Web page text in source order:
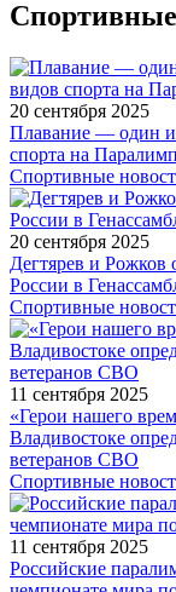
20 сентября 2025
Плавание — один
спорта на
Спортивные
20 сентября 2025
Дегтярев и Рожков
России в
Спортивные
11 сентября 2025
«Герои нашего
Владивостоке
ветеранов СВО
Спортивные
11 сентября 2025
Российские